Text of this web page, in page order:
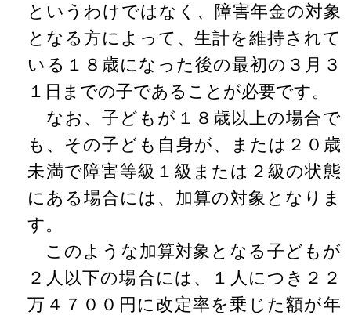
というわけではなく、障害年金の対象
となる方によって、生計を維持されて
いる１８歳になった後の最初の３月３
１日までの子であることが必要です。
なお、子どもが１８歳以上の場合で
も、その子ども自身が、または２０歳
未満で障害等級１級または２級の状態
にある場合には、加算の対象となりま
す。
このような加算対象となる子どもが
２人以下の場合には、１人につき２２
万４７００円に改定率を乗じた額が年